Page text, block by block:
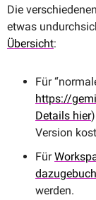
Die
etwas
Übersicht:
https://
Details hier
Version
Für
werden.